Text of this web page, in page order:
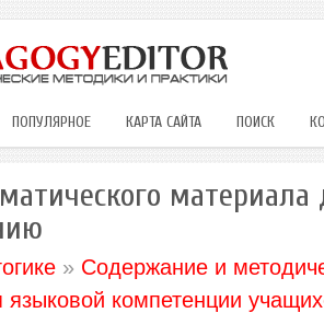
ПОПУЛЯРНОЕ КАРТА САЙТА ПОИСК
» Содержание и
компетенции